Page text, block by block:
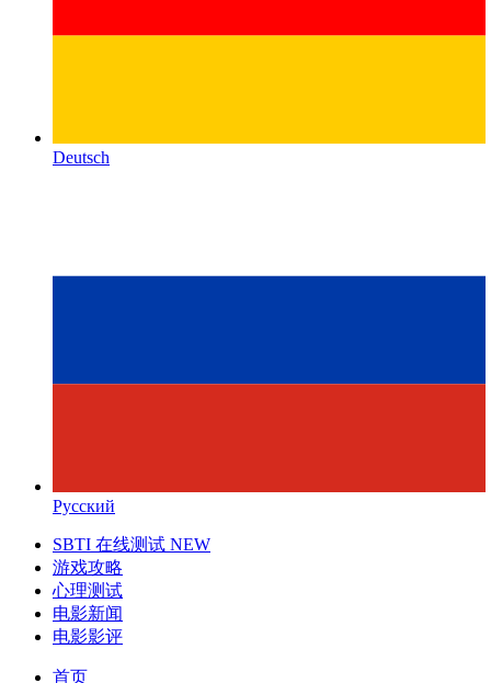
Deutsch
Русский
SBTI 在线测试 NEW
游戏攻略
心理测试
电影新闻
电影影评
首页